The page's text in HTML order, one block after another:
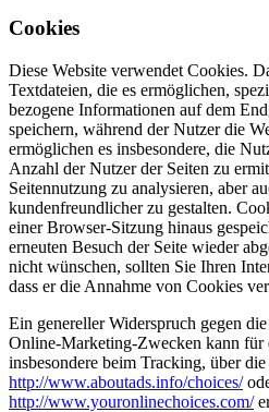
Cookies
Diese Website verwendet Cookies.
Textdateien, die es ermöglichen,
bezogene Informationen auf dem
speichern, während der Nutzer die
ermöglichen es insbesondere, die
Anzahl der Nutzer der Seiten zu
Seitennutzung zu analysieren, aber
kundenfreundlicher zu gestalten.
einer Browser-Sitzung hinaus
erneuten Besuch der Seite wieder
nicht wünschen, sollten Sie Ihren
dass er die Annahme von Cookies
Ein genereller Widerspruch gegen
Online-Marketing-Zwecken kann für
insbesondere beim Tracking, über
http://www.aboutads.info/choices/
http://www.youronlinechoices.com/